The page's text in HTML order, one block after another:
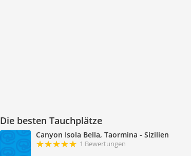
Die besten Tauchplätze
Canyon Isola Bella, Taormina - Sizilien
1 Bewertungen